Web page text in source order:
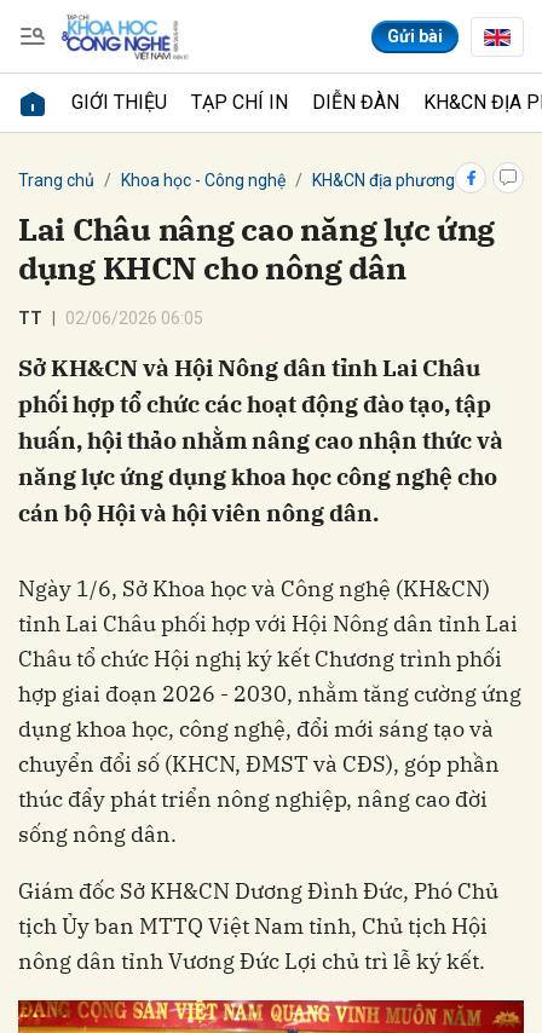
Gửi bài
GIỚI THIỆU TẠP CHÍ IN DIỄN ĐÀN KH&CN ĐỊA
Trang chủ Khoa học - Công nghệ KH&CN địa phương
Lai Châu nâng cao năng lực ứng
dụng KHCN cho nông dân
TT 02/06/2026 06:05
Sở KH&CN và Hội Nông dân tỉnh Lai Châu
phối hợp tổ chức các hoạt động đào tạo, tập
huấn, hội thảo nhằm nâng cao nhận thức và
năng lực ứng dụng khoa học công nghệ cho
cán bộ Hội và hội viên nông dân.
Ngày 1/6, Sở Khoa học và Công nghệ (KH&CN)
tỉnh Lai Châu phối hợp với Hội Nông dân tỉnh Lai
Châu tổ chức Hội nghị ký kết Chương trình phối
hợp giai đoạn 2026 - 2030, nhằm tăng cường ứng
dụng khoa học, công nghệ, đổi mới sáng tạo và
chuyển đổi số (KHCN, ĐMST và CĐS), góp phần
thúc đẩy phát triển nông nghiệp, nâng cao đời
sống nông dân.
Giám đốc Sở KH&CN Dương Đình Đức, Phó Chủ
tịch Ủy ban MTTQ Việt Nam tỉnh, Chủ tịch Hội
nông dân tỉnh Vương Đức Lợi chủ trì lễ ký kết.
Gửi bình luận
Hủy Gửi